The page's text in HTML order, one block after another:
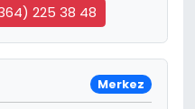
225 38 48
Merkez